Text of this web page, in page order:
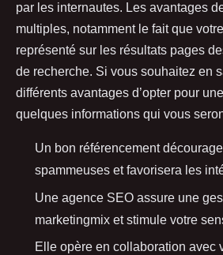
par les internautes. Les avantages
multiples, notamment le fait que
représenté sur les résultats pages
de recherche. Si vous souhaitez en
différents avantages d’opter pour
quelques informations qui vous
Un bon référencement
spammeuses et favorisera les
Une agence SEO assure une
marketingmix et stimule votre
Elle opère en collaboration avec